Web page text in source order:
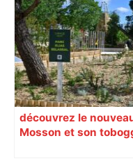
découvrez le
Mosson et son